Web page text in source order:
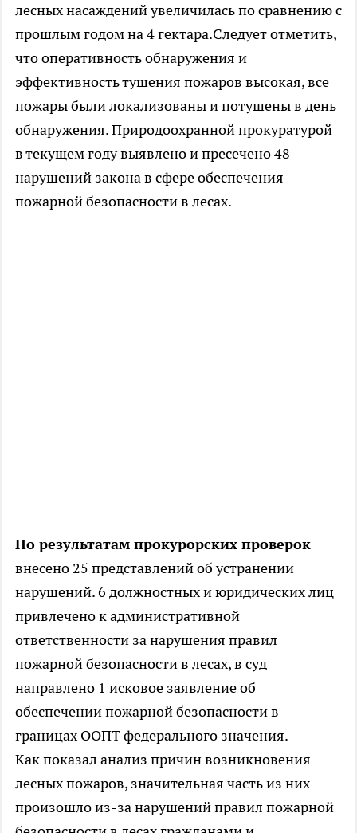
лесных насаждений увеличилась по сравнению с
прошлым годом на 4 гектара.Следует отметить,
что оперативность обнаружения и
эффективность тушения пожаров высокая, все
пожары были локализованы и потушены в день
обнаружения. Природоохранной прокуратурой
в текущем году выявлено и пресечено 48
нарушений закона в сфере обеспечения
пожарной безопасности в лесах.
По результатам прокурорских проверок
внесено 25 представлений об устранении
нарушений. 6 должностных и юридических лиц
привлечено к административной
ответственности за нарушения правил
пожарной безопасности в лесах, в суд
направлено 1 исковое заявление об
обеспечении пожарной безопасности в
границах ООПТ федерального значения.
Как показал анализ причин возникновения
лесных пожаров, значительная часть из них
произошло из-за нарушений правил пожарной